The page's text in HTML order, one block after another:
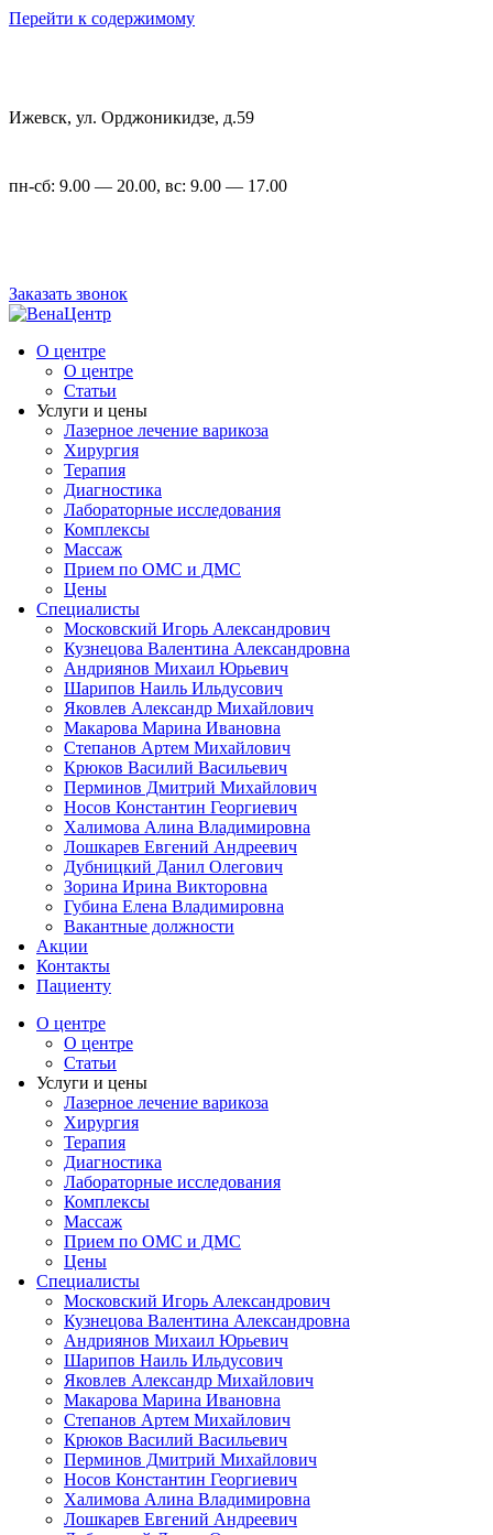
Перейти к содержимому
Ижевск, ул. Орджоникидзе, д.59
пн-сб: 9.00 — 20.00, вс: 9.00 — 17.00
Заказать звонок
О центре
О центре
Статьи
Услуги и цены
Лазерное лечение варикоза
Хирургия
Терапия
Диагностика
Лабораторные исследования
Комплексы
Массаж
Прием по ОМС и ДМС
Цены
Специалисты
Московский Игорь Александрович
Кузнецова Валентина Александровна
Андриянов Михаил Юрьевич
Шарипов Наиль Ильдусович
Яковлев Александр Михайлович
Макарова Марина Ивановна
Степанов Артем Михайлович
Крюков Василий Васильевич
Перминов Дмитрий Михайлович
Носов Константин Георгиевич
Халимова Алина Владимировна
Лошкарев Евгений Андреевич
Дубницкий Данил Олегович
Зорина Ирина Викторовна
Губина Елена Владимировна
Вакантные должности
Акции
Контакты
Пациенту
О центре
О центре
Статьи
Услуги и цены
Лазерное лечение варикоза
Хирургия
Терапия
Диагностика
Лабораторные исследования
Комплексы
Массаж
Прием по ОМС и ДМС
Цены
Специалисты
Московский Игорь Александрович
Кузнецова Валентина Александровна
Андриянов Михаил Юрьевич
Шарипов Наиль Ильдусович
Яковлев Александр Михайлович
Макарова Марина Ивановна
Степанов Артем Михайлович
Крюков Василий Васильевич
Перминов Дмитрий Михайлович
Носов Константин Георгиевич
Халимова Алина Владимировна
Лошкарев Евгений Андреевич